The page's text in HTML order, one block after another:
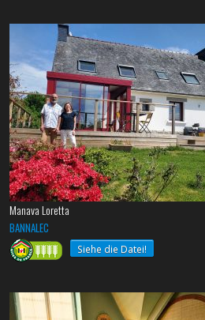
Manava Loretta
BANNALEC
Siehe die Datei!